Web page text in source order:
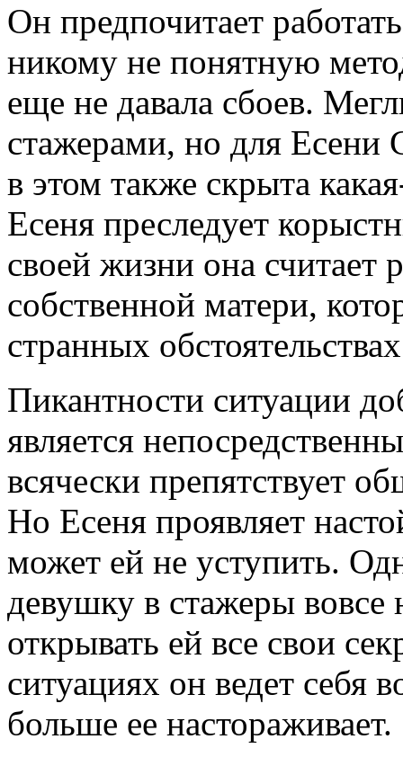
Он предпочитает
никому не понятную
еще не давала сбоев.
стажерами, но для Есени
в этом также скрыта
Есеня преследует
своей жизни она считает
собственной матери,
странных
Пикантности ситуации
является
всячески препятствует
Но Есеня проявляет
может ей не уступить.
девушку в стажеры вовсе
открывать ей все свои
ситуациях он ведет себя
больше ее настораживает.